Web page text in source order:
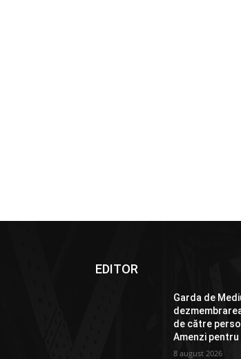
EDITOR
Garda de
de către
Amenzi
8 august 2026